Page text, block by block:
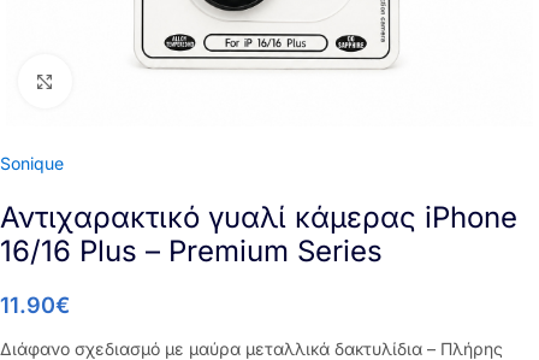
Sonique
Αντιχαρακτικό γυαλί κάμερας iPhone
16/16 Plus – Premium Series
11.90€
Διάφανο σχεδιασμό με μαύρα μεταλλικά δακτυλίδια – Πλήρης